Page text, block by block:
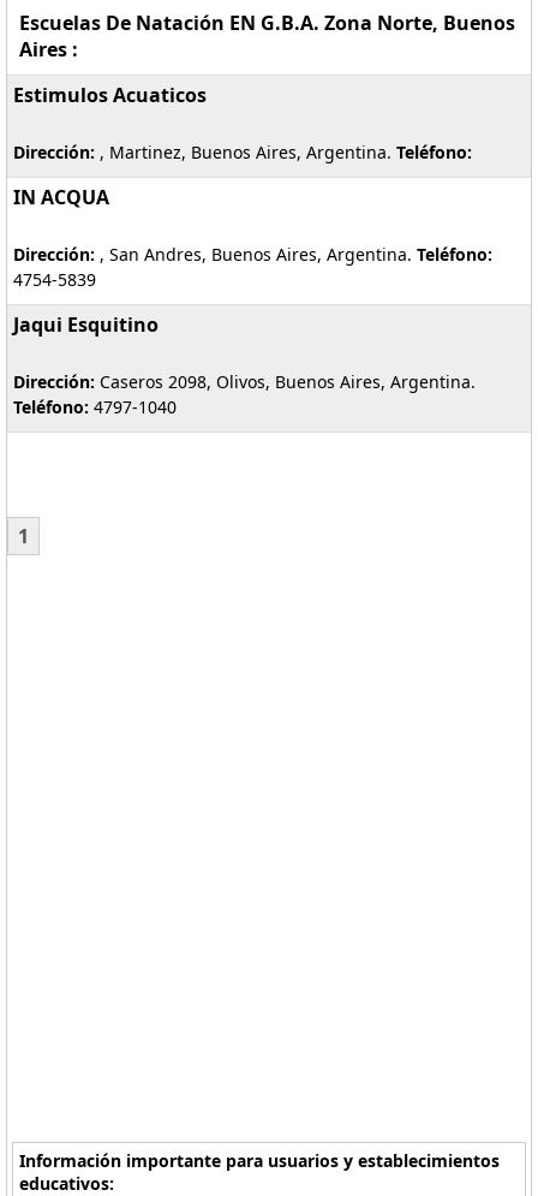
Escuelas De Natación EN G.B.A. Zona Norte, Buenos
Aires :
Estimulos Acuaticos
Dirección: , Martinez, Buenos Aires, Argentina. Teléfono:
IN ACQUA
Dirección: , San Andres, Buenos Aires, Argentina. Teléfono:
4754-5839
Jaqui Esquitino
Dirección: Caseros 2098, Olivos, Buenos Aires, Argentina.
Teléfono: 4797-1040
1
Información importante para usuarios y establecimientos
educativos: